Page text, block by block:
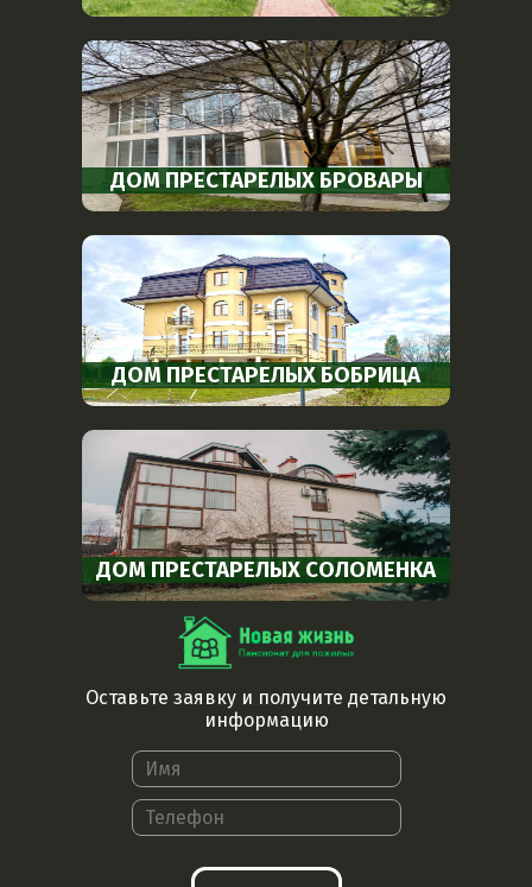
ДОМ ПРЕСТАРЕЛЫХ БРОВАРЫ
ДОМ ПРЕСТАРЕЛЫХ БОБРИЦА
ДОМ ПРЕСТАРЕЛЫХ СОЛОМЕНКА
Оставьте заявку и получите детальную
информацию